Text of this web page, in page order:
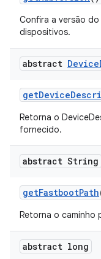
Confira a versão
dispositivos.
abstract Device
getDevice
Retorna o
fornecido.
abstract String
getFastbootPath
Retorna o caminho
abstract long